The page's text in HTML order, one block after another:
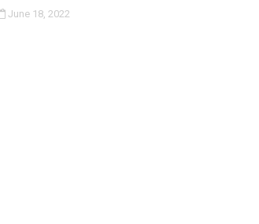
வழிபாட்டுச் செயல்பாடுகள் - டிசம்பர் 17
June 18, 2022